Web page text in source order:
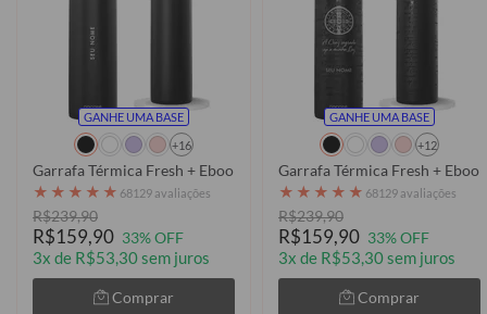
GANHE UMA BASE
+16
Garrafa Térmica Fresh + Ebook - Futurist
★ ★ ★ ★ ★ 68129 avaliações
R$239,90
R$159,90 33% OFF
3x de R$53,30 sem juros
Comprar
GANHE UMA BASE
+12
Garrafa Térmica Fresh +
★ ★ ★ ★ ★ 68129 avaliações
R$239,90
R$159,90 33% OFF
3x de R$53,30 sem juros
Comprar